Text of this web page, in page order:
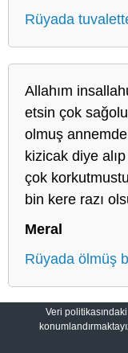
Rüyada
Allahım
etsin çok
olmuş
kizicak diye
çok
bin kere razı
Meral
Rüyada ölmüş
Salih Rüyalar:
Veri